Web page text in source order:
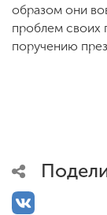
образом они
проблем своих
поручению